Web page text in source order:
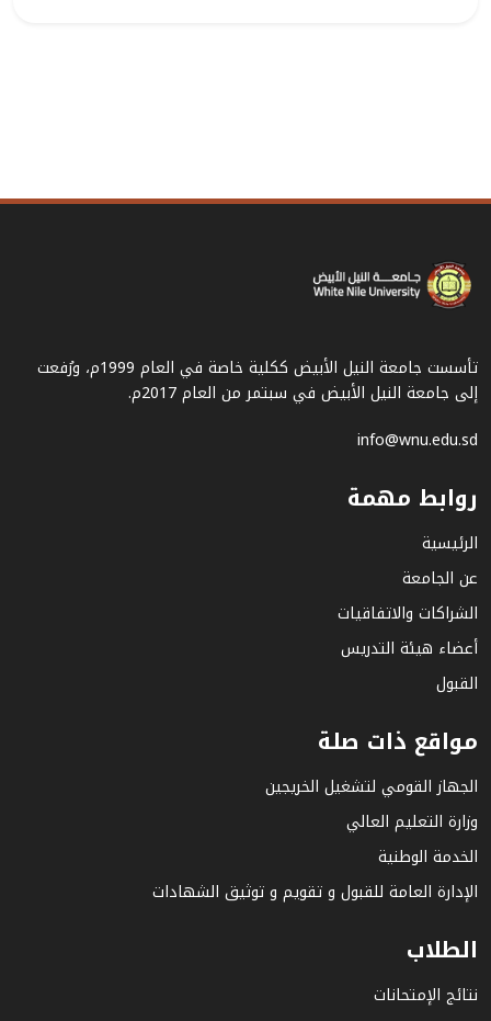
تأسست جامعة النيل الأبيض ككلية خاصة في العام 1999م، ورُفعت
إلى جامعة النيل الأبيض في سبتمر من العام 2017م.
info@wnu.edu.sd
روابط مهمة
الرئيسية
عن الجامعة
الشراكات والاتفاقيات
أعضاء هيئة التدريس
القبول
مواقع ذات صلة
الجهاز القومي لتشغيل الخريجين
وزارة التعليم العالي
الخدمة الوطنية
الإدارة العامة للقبول و تقويم و توثيق الشهادات
الطلاب
نتائج الإمتحانات